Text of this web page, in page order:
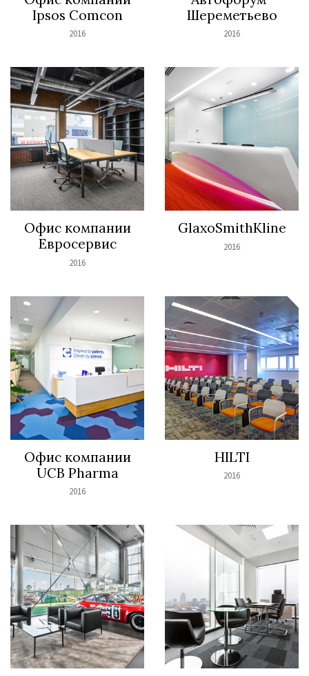
Ipsos Comcon
2016
Шереметьево
2016
Офис компании
Евросервис
2016
GlaxoSmithKline
2016
Офис компании
UCB Pharma
2016
HILTI
2016